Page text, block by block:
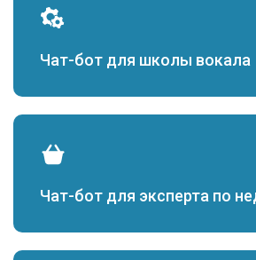
Чат-бот для школы вокала
Чат-бот для эксперта по